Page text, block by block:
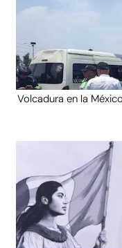
Volcadura en la